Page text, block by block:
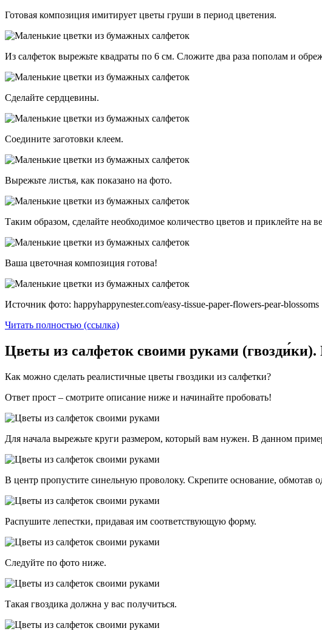
Готовая композиция имитирует цветы груши в период цветения.
Из салфеток вырежьте квадраты по 6 см. Сложите два раза пополам и
Сделайте сердцевины.
Соедините заготовки клеем.
Вырежьте листья, как показано на фото.
Таким образом, сделайте необходимое количество цветов и приклейте на
Ваша цветочная композиция готова!
Источник фото: happyhappynester.com/easy-tissue-paper-flowers-pear-blossoms
Читать полностью (ссылка)
Цветы из салфеток своими руками
Как можно сделать реалистичные цветы гвоздики из салфетки?
Ответ прост – смотрите описание ниже и начинайте пробовать!
Для начала вырежьте круги размером, который вам нужен. В данном
В центр пропустите синельную проволоку. Скрепите основание, обмотав
Распушите лепестки, придавая им соответствующую форму.
Следуйте по фото ниже.
Такая гвоздика должна у вас получиться.